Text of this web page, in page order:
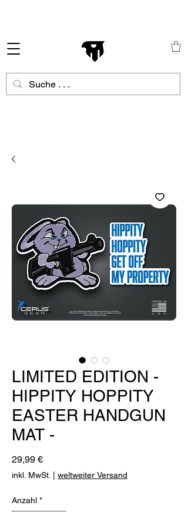
LIMITED EDITION -
HIPPITY HOPPITY
EASTER HANDGUN
MAT -
29,99 €Preis
inkl. MwSt. weltweiter Versand
Anzahl *